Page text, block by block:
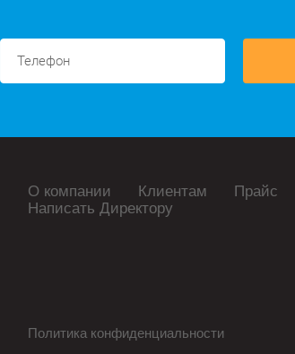
О компании Клиентам Прайс
Написать Директору
Политика конфиденциальности